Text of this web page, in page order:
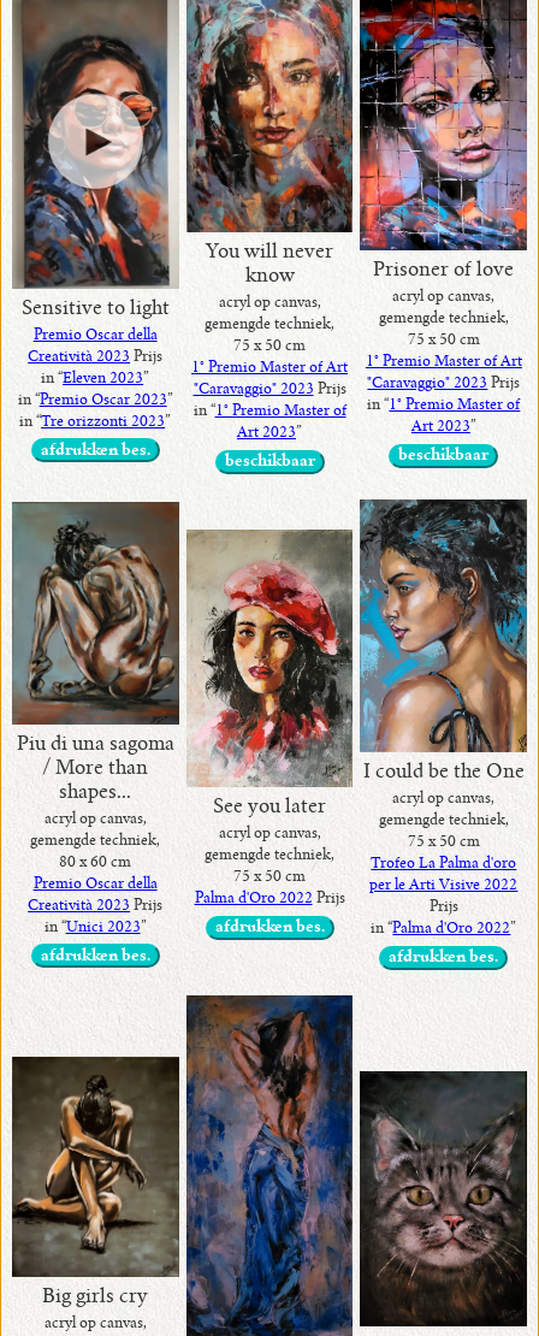
Sensitive to light
Premio Oscar della
Creatività 2023 Prijs
in “Eleven 2023”
in “Premio Oscar 2023”
in “Tre orizzonti 2023”
afdrukken bes.
You will never
know
acryl op canvas,
gemengde techniek,
75 x 50 cm
1° Premio Master of Art
"Caravaggio" 2023 Prijs
in “
1° Premio Master of
Art 2023
beschikbaar
Prisoner of love
acryl op canvas,
gemengde techniek,
75 x 50 cm
1° Premio Master of Art
"Caravaggio" 2023 Prijs
in “1° Premio Master of
Art 2023”
beschikbaar
Piu di una sagoma
/ More than
shapes...
acryl op canvas,
gemengde techniek,
80 x 60 cm
Premio Oscar della
Creatività 2023 Prijs
in “Unici 2023”
afdrukken bes.
See you later
acryl op canvas,
gemengde techniek,
75 x 50 cm
Palma d'Oro 2022 Prijs
afdrukken bes.
I could be the One
acryl op canvas,
gemengde techniek,
75 x 50 cm
Trofeo La Palma d'oro
per le Arti Visive 2022
Prijs
in “Palma d'Oro 2022”
afdrukken bes.
Big girls cry
acryl op canvas,